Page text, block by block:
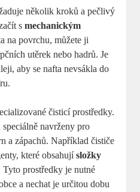
několik kroků a pečlivý
smechanickým
na povrchu, můžete ji
utěrek nebo hadrů. Je
aby se nafta nevsákla do
čisticí prostředky.
navrženy pro
a zápachů. Například čističe
které obsahujísložky
Tyto prostředky je nutné
a nechat je určitou dobu